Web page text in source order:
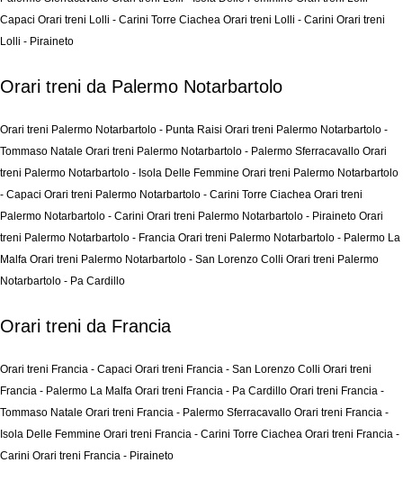
Capaci Orari treni Lolli - Carini Torre Ciachea Orari treni Lolli - Carini Orari treni
Lolli - Piraineto
Orari treni da Palermo Notarbartolo
Orari treni Palermo Notarbartolo - Punta Raisi Orari treni Palermo Notarbartolo -
Tommaso Natale Orari treni Palermo Notarbartolo - Palermo Sferracavallo Orari
treni Palermo Notarbartolo - Isola Delle Femmine Orari treni Palermo Notarbartolo
- Capaci Orari treni Palermo Notarbartolo - Carini Torre Ciachea Orari treni
Palermo Notarbartolo - Carini Orari treni Palermo Notarbartolo - Piraineto Orari
treni Palermo Notarbartolo - Francia Orari treni Palermo Notarbartolo - Palermo La
Malfa Orari treni Palermo Notarbartolo - San Lorenzo Colli Orari treni Palermo
Notarbartolo - Pa Cardillo
Orari treni da Francia
Orari treni Francia - Capaci Orari treni Francia - San Lorenzo Colli Orari treni
Francia - Palermo La Malfa Orari treni Francia - Pa Cardillo Orari treni Francia -
Tommaso Natale Orari treni Francia - Palermo Sferracavallo Orari treni Francia -
Isola Delle Femmine Orari treni Francia - Carini Torre Ciachea Orari treni Francia -
Carini Orari treni Francia - Piraineto